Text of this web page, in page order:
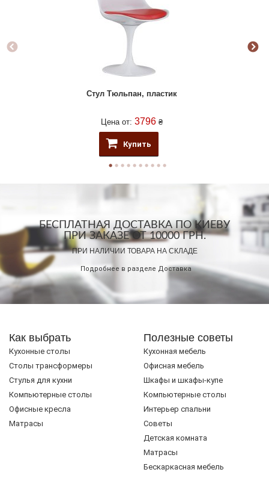
Стул Тюльпан, пластик
Цена от: 3796 ₴
Купить
БЕСПЛАТНАЯ ДОСТАВКА ПО КИЕВУ
ПРИ ЗАКАЗЕ ОТ 10000 ГРН.
ПРИ НАЛИЧИИ ТОВАРА НА СКЛАДЕ
Подробнее в разделе Доставка
Как выбрать
Кухонные столы
Cтолы трансформеры
Стулья для кухни
Компьютерные столы
Офисные кресла
Матрасы
Полезные советы
Кухонная мебель
Офисная мебель
Шкафы и шкафы-купе
Компьютерные столы
Интерьер спальни
Советы
Детская комната
Матрасы
Бескаркасная мебель